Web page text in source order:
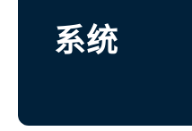
系统